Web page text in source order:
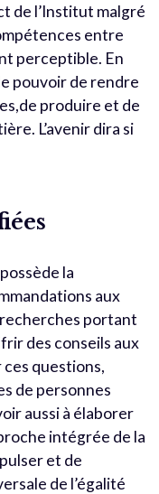
de l’Institut malgré
entre
perceptible. En
pouvoir de rendre
produire et de
L’avenir dira si
la
aux
portant
des conseils aux
questions,
de personnes
aussi à élaborer
intégrée de la
et de
de l’égalité